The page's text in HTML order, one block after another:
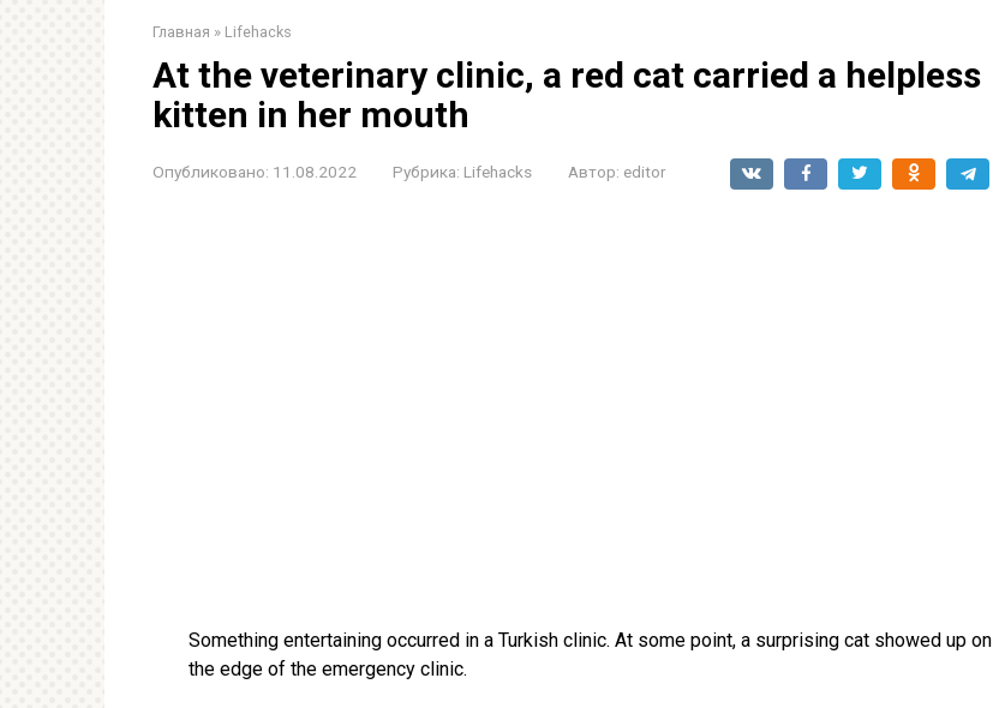
Главная » Lifehacks
At the veterinary clinic, a red cat carried a helpless
kitten in her mouth
Опубликовано: 11.08.2022 Рубрика: Lifehacks Автор: editor
Something entertaining occurred in a Turkish clinic. At some point, a surprising cat showed up on
the edge of the emergency clinic.